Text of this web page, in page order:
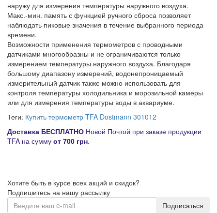
наружу для измерения температуры наружного воздуха.
Макс.-мин. память с функцией ручного сброса позволяет
наблюдать пиковые значения в течение выбранного периода
времени.
Возможности применения термометров с проводными
датчиками многообразны и не ограничиваются только
измерением температуры наружного воздуха. Благодаря
большому диапазону измерений, водонепроницаемый
измерительный датчик также можно использовать для
контроля температуры холодильника и морозильной камеры
или для измерения температуры воды в аквариуме.
Теги: Купить термометр TFA Dostmann 301012
Доставка БЕСПЛАТНО Новой Почтой при заказе продукции
TFA на сумму от 700 грн.
Хотите быть в курсе всех акций и скидок?
Подпишитесь на нашу рассылку
Подписаться